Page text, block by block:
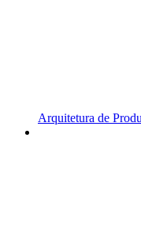
Arquitetura de